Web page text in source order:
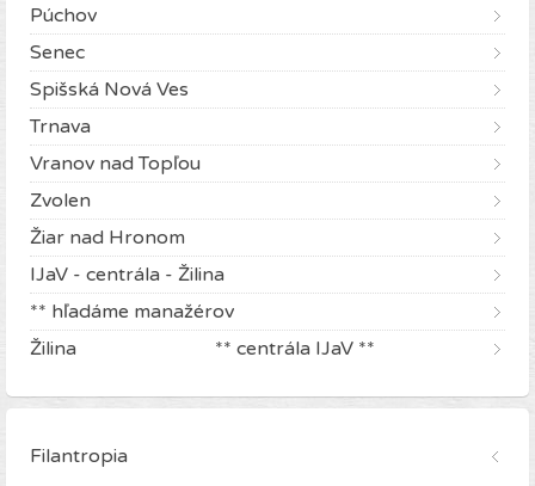
Púchov
Senec
Spišská Nová Ves
Trnava
Vranov nad Topľou
Zvolen
Žiar nad Hronom
IJaV - centrála - Žilina
** hľadáme manažérov
Žilina ** centrála IJaV **
Filantropia